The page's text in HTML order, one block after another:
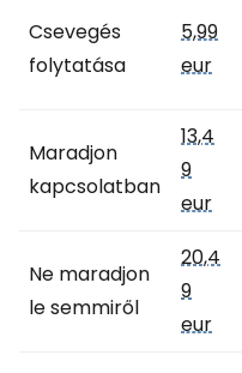
Csevegés
folytatása
5,99
eur
Maradjon
kapcsolatban
13,4
9
eur
Ne maradjon
le semmiről
20,4
9
eur